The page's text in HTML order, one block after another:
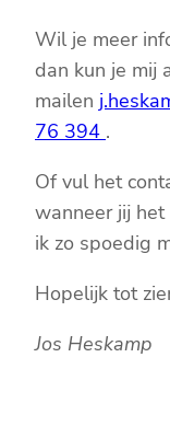
Wil je meer
dan kun je mij
mailen
76 394 .
Of vul het
wanneer jij
ik zo spoedig
Hopelijk tot
Jos Heskamp